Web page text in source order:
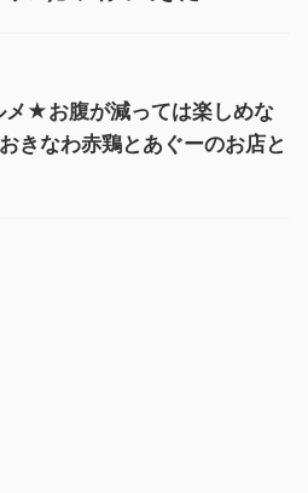
メ★お腹が減っては楽しめな
きなわ赤鶏とあぐーのお店と